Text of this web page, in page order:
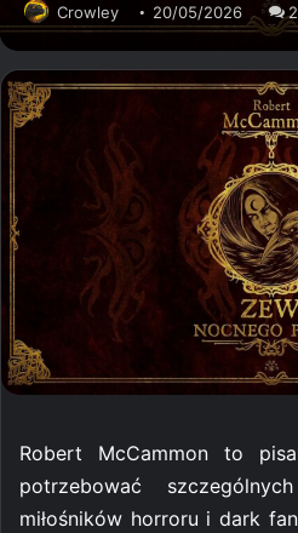
Crowley 20/05/2026
Robert McCammon to
potrzebować
miłośników horroru i dark